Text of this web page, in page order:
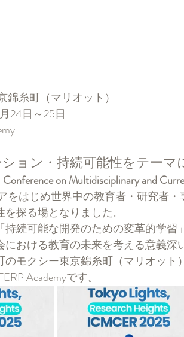
錦糸町（マリオット）
24日～25日
ョン・持続可能性をテーマ
Conference on Multidisciplinary and
をはじめ世界中の教育者・研究者
探る場となりました。
持続可能な開発のための変革的学
における教育の未来を考える意義深
のモクシー東京錦糸町（マリオッ
Academyです。